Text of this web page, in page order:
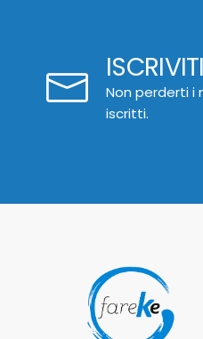
Non perderti i
iscritti.